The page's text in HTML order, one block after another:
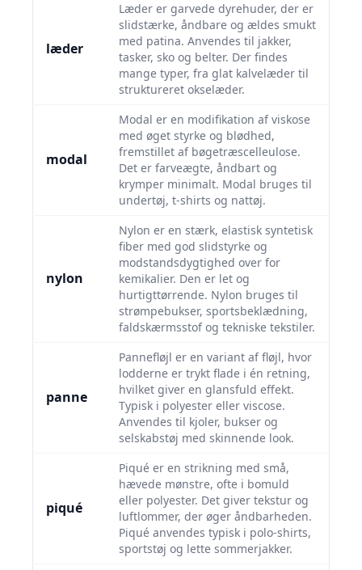
læder
Læder er garvede dyrehuder, der er
slidstærke, åndbare og ældes smukt
med patina. Anvendes til jakker,
tasker, sko og belter. Der findes
mange typer, fra glat kalvelæder til
struktureret okselæder.
modal
Modal er en modifikation af viskose
med øget styrke og blødhed,
fremstillet af bøgetræscelleulose.
Det er farveægte, åndbart og
krymper minimalt. Modal bruges til
undertøj, t-shirts og nattøj.
nylon
Nylon er en stærk, elastisk syntetisk
fiber med god slidstyrke og
modstandsdygtighed over for
kemikalier. Den er let og
hurtigttørrende. Nylon bruges til
strømpebukser, sportsbeklædning,
faldskærmsstof og tekniske tekstiler.
panne
Pannefløjl er en variant af fløjl, hvor
lodderne er trykt flade i én retning,
hvilket giver en glansfuld effekt.
Typisk i polyester eller viscose.
Anvendes til kjoler, bukser og
selskabstøj med skinnende look.
piqué
Piqué er en strikning med små,
hævede mønstre, ofte i bomuld
eller polyester. Det giver tekstur og
luftlommer, der øger åndbarheden.
Piqué anvendes typisk i polo-shirts,
sportstøj og lette sommerjakker.